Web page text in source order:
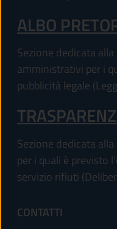
ALBO
Sezione dedicata
amministrativi per i
pubblicità legale
Sezione dedicata
per i quali è previsto
servizio rifiuti
CONTATTI